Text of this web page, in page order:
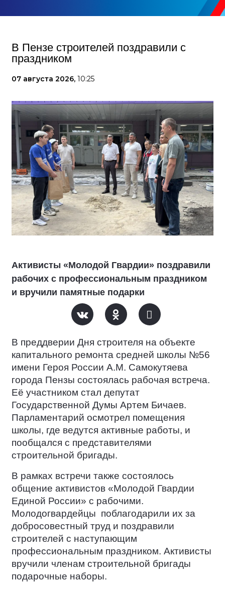
В Пензе строителей поздравили с
праздником
07 августа 2026, 10:25
Активисты «Молодой Гвардии» поздравили
рабочих с профессиональным праздником
и вручили памятные подарки
В преддверии Дня строителя на объекте
капитального ремонта средней школы №56
имени Героя России А.М. Самокутяева
города Пензы состоялась рабочая встреча.
Её участником стал депутат
Государственной Думы Артем Бичаев.
Парламентарий осмотрел помещения
школы, где ведутся активные работы, и
пообщался с представителями
строительной бригады.
В рамках встречи также состоялось
общение активистов «Молодой Гвардии
Единой России» с рабочими.
Молодогвардейцы поблагодарили их за
добросовестный труд и поздравили
строителей с наступающим
профессиональным праздником. Активисты
вручили членам строительной бригады
подарочные наборы.